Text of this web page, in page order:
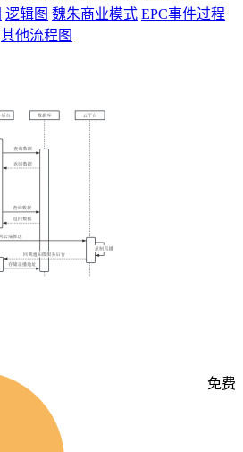
逻辑图 魏朱商业模式 EPC事件过程
其他流程图
免费